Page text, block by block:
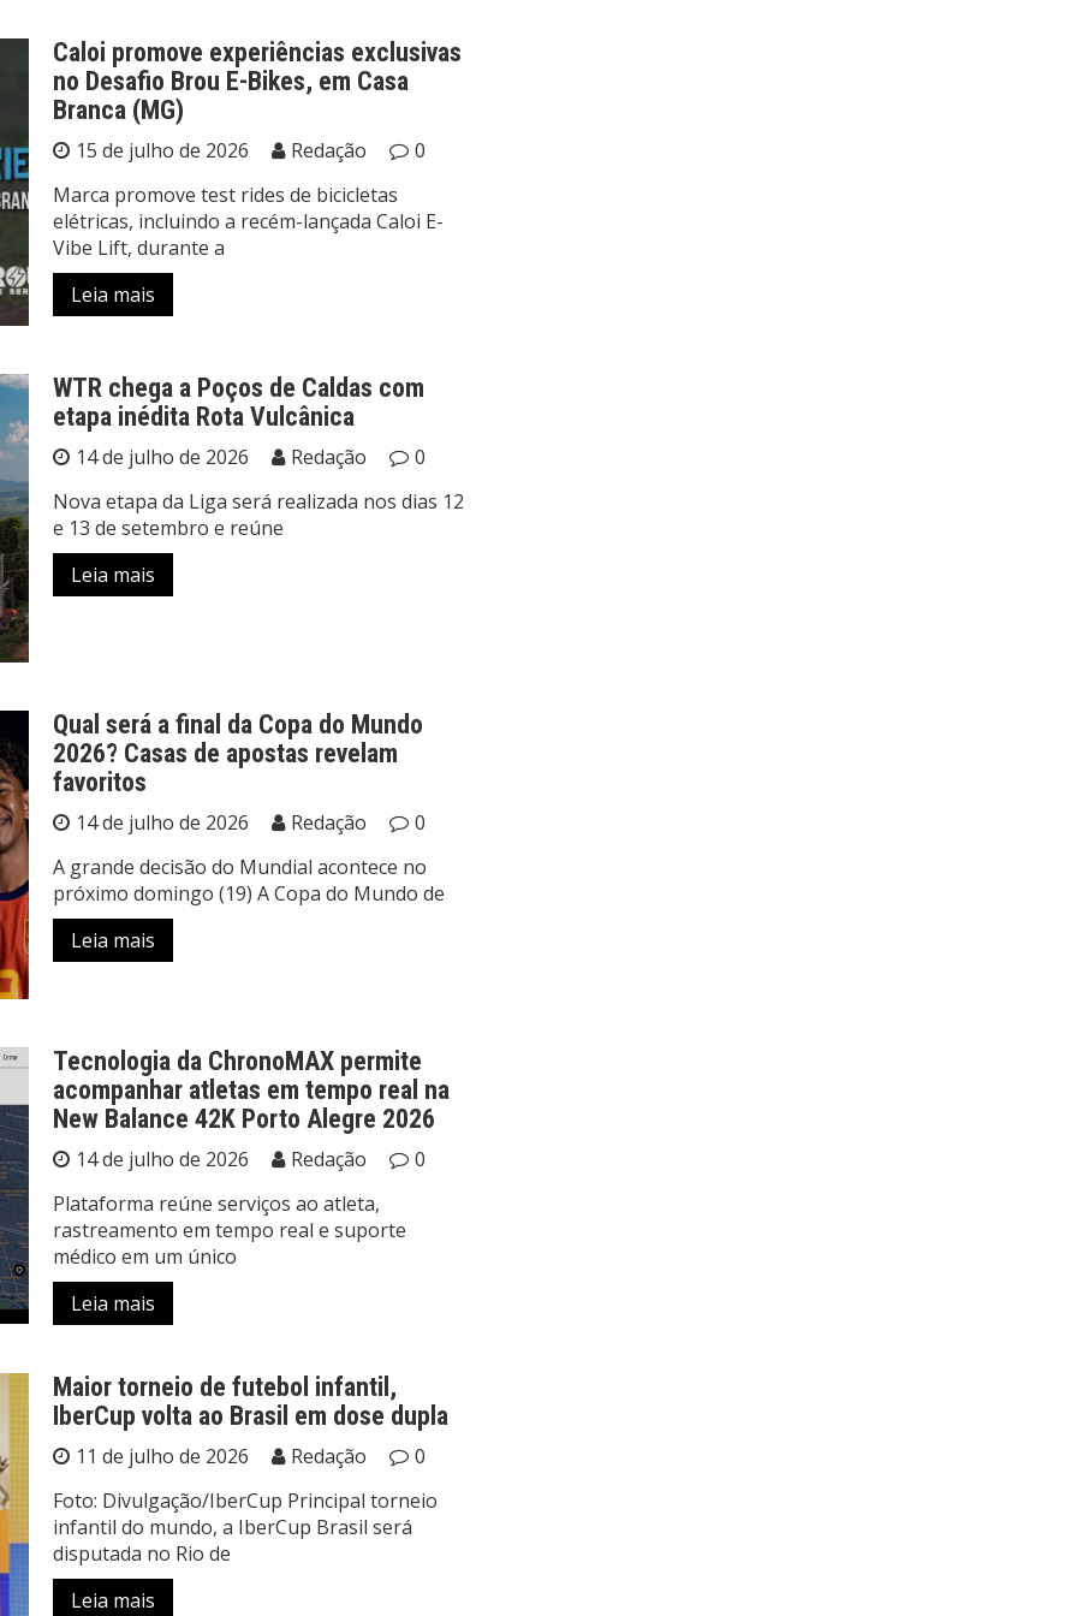
Caloi promove experiências exclusivas
no Desafio Brou E-Bikes, em Casa
Branca (MG)
15 de julho de 2026 Redação
0
Marca promove test rides de bicicletas
elétricas, incluindo a recém-lançada Caloi E-
Vibe Lift, durante a
Leia mais
WTR chega a Poços de Caldas com
etapa inédita Rota Vulcânica
14 de julho de 2026 Redação
0
Nova etapa da Liga será realizada nos dias 12
e 13 de setembro e reúne
Leia mais
Qual será a final da Copa do Mundo
2026? Casas de apostas revelam
favoritos
14 de julho de 2026 Redação
0
A grande decisão do Mundial acontece no
próximo domingo (19) A Copa do Mundo de
Leia mais
Tecnologia da ChronoMAX permite
acompanhar atletas em tempo real na
New Balance 42K Porto Alegre 2026
14 de julho de 2026 Redação
0
Plataforma reúne serviços ao atleta,
rastreamento em tempo real e suporte
médico em um único
Leia mais
Maior torneio de futebol infantil,
IberCup volta ao Brasil em dose dupla
11 de julho de 2026 Redação
0
Foto: Divulgação/IberCup Principal torneio
infantil do mundo, a IberCup Brasil será
disputada no Rio de
Leia mais